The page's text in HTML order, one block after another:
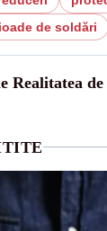
de soldări
Realitatea de